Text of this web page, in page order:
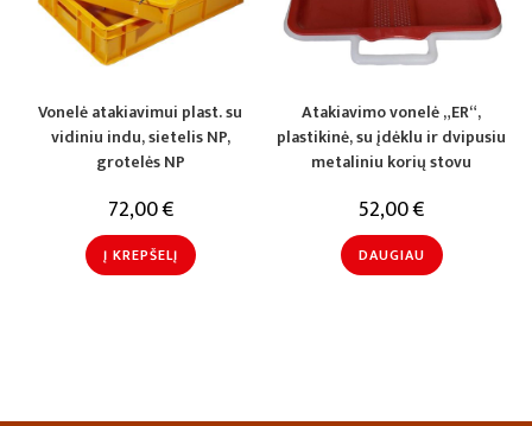
Vonelė atakiavimui plast. su
vidiniu indu, sietelis NP,
grotelės NP
72,00€
Į KREPŠELĮ
Atakiavimo vonelė „ER“,
plastikinė, su įdėklu ir dvipusiu
metaliniu korių stovu
52,00€
DAUGIAU